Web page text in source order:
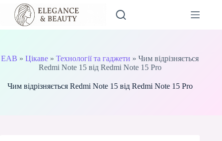
Перейти
вмісту
EAB »Цікаве »Технології та гаджети »Чим відрізняється
Redmi Note 15 від Redmi Note 15 Pro
Чим відрізняється Redmi Note 15 від Redmi Note 15 Pro